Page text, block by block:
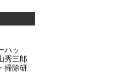
ハッ
秀三郎
掃除研